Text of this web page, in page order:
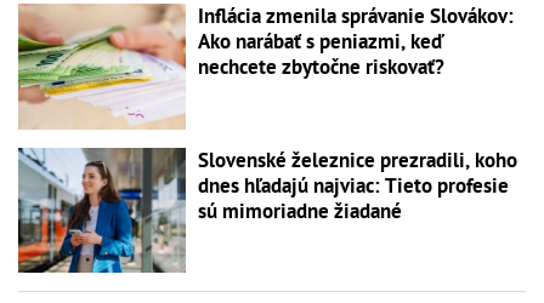
Inflácia zmenila správanie Slovákov:
Ako narábať s peniazmi, keď
nechcete zbytočne riskovať?
Slovenské železnice prezradili, koho
dnes hľadajú najviac: Tieto profesie
sú mimoriadne žiadané